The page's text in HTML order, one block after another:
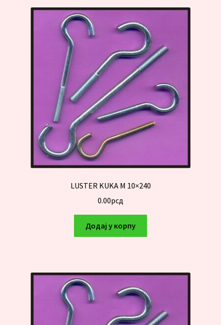
LUSTER KUKA M 10×240
0.00рсд
Додај у корпу